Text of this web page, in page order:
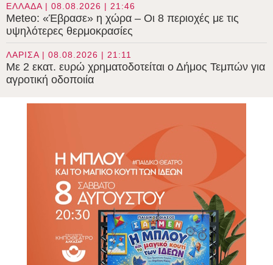
ΕΛΛΑΔΑ | 08.08.2026 | 21:46
Meteo: «Έβρασε» η χώρα – Οι 8 περιοχές με τις
υψηλότερες θερμοκρασίες
ΛΑΡΙΣΑ | 08.08.2026 | 21:11
Με 2 εκατ. ευρώ χρηματοδοτείται ο Δήμος Τεμπών για
αγροτική οδοποιία